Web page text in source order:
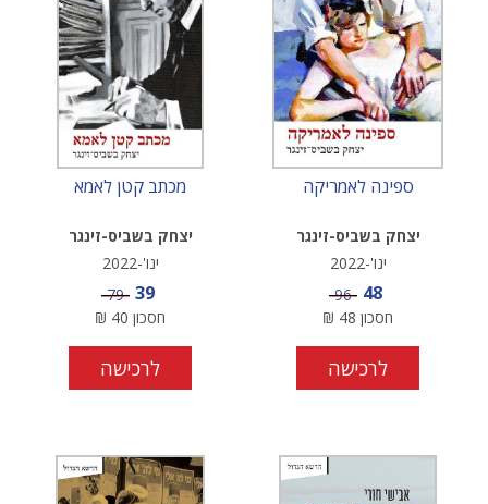
ספינה לאמריקה
יצחק בשביס-זינגר
ינו'-2022
מחיר מבצע
48 מחיר
96
חסכון 48
₪
לרכישה
מכתב קטן לאמא
יצחק בשביס-זינגר
ינו'-2022
מחיר מבצע
39 מחיר
79
חסכון 40
₪
לרכישה